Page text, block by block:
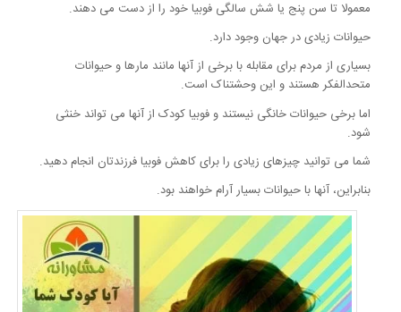
معمولا تا سن پنج یا شش سالگی فوبیا خود را از دست می دهند.
حیوانات زیادی در جهان وجود دارد.
بسیاری از مردم برای مقابله با برخی از آنها مانند مارها و حیوانات
متحدالفکر هستند و این وحشتناک است.
اما برخی حیوانات خانگی نیستند و فوبیا کودک از آنها می تواند خنثی
شود.
شما می توانید چیزهای زیادی را برای کاهش فوبیا فرزندتان انجام دهید.
بنابراین، آنها با حیوانات بسیار آرام خواهند بود.